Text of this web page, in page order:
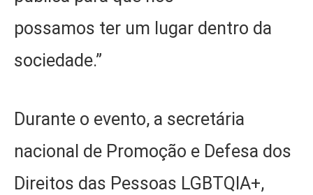
possamos ter um lugar dentro da
sociedade.”
Durante o evento, a secretária
nacional de Promoção e Defesa dos
Direitos das Pessoas LGBTQIA+,